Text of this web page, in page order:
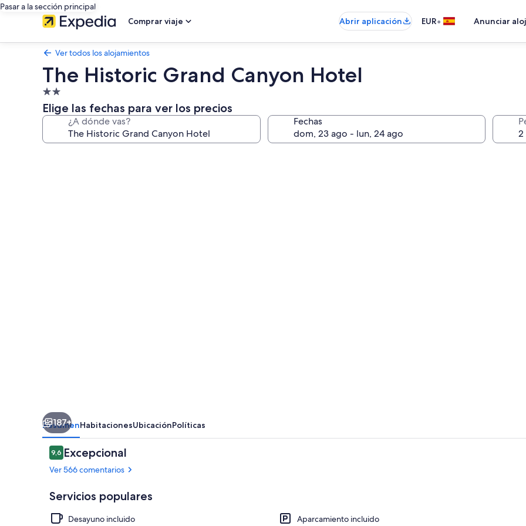
Pasar a la sección principal
Comprar viaje
Abrir aplicación EUR• Anunciar
Ver todos los alojamientos
The Historic Grand Canyon Hotel
Alojamiento
de
2.0 estrellas
Elige las fechas para ver los precios
¿A dónde vas? Fechas
187+
ResumenHabitacionesUbicaciónPolíticas
Comentarios
9,69,6 de 10
Excepcional
Ver 566 comentarios
Servicios populares
Desayuno incluido
Aparcamiento incluido